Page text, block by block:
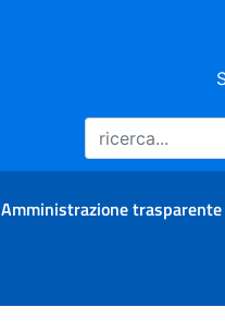
Amministrazione trasparente